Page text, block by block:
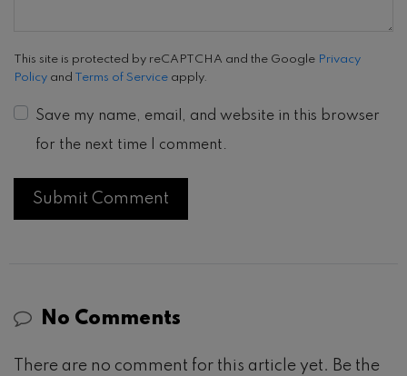
This site is protected by reCAPTCHA and the Google Privacy
Policy and Terms of Service apply.
Save my name, email, and website in this browser
for the next time I comment.
No Comments
There are no comment for this article yet. Be the